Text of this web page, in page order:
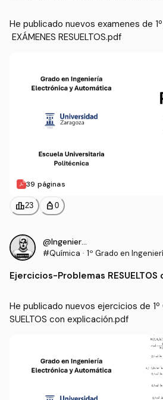
He publicado nuevos examenes de
EXÁMENES RESUELTOS.pdf
39 páginas
leaderboard23 personal_bag 0
@IngenieroProo
#Química · 1º Grado en
Ejercicios-Problemas
He publicado nuevos ejercicios de 1º
SUELTOS con explicación.pdf